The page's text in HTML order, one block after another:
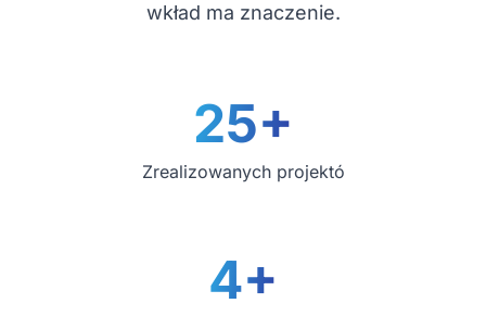
wkład ma znaczenie.
25+
Zrealizowanych projektó
4+